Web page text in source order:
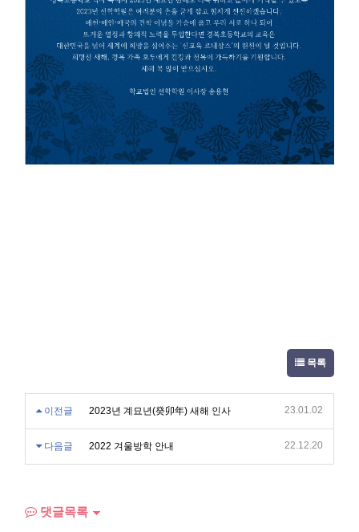
목록
이전글 2023년 계묘년(癸卯年) 새해 인사 23.01.02
다음글 2022 겨울방학 안내 22.12.20
댓글목록